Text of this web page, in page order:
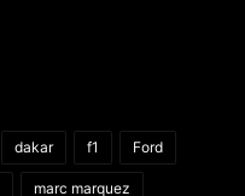
dakar f1 Ford
marc marquez